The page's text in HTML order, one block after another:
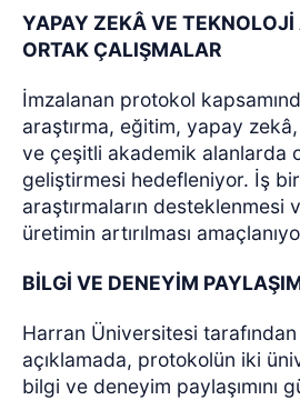
YAPAY ZEKÂ VE
ORTAK ÇALIŞMALAR
İmzalanan protokol
araştırma, eğitim, yapay zekâ,
ve çeşitli akademik alanlarda
geliştirmesi hedefleniyor. İş
araştırmaların desteklenmesi
üretimin artırılması
BİLGİ VE DENEYİM
Harran Üniversitesi tarafından
açıklamada, protokolün iki
bilgi ve deneyim paylaşımını